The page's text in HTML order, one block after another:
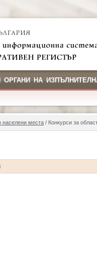
ОРГАНИ НА
населени места / Конкурси за